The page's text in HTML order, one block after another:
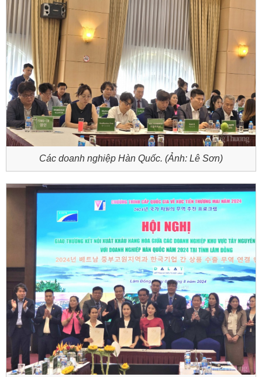
Các doanh nghiệp Hàn Quốc. (Ảnh: Lê Sơn)